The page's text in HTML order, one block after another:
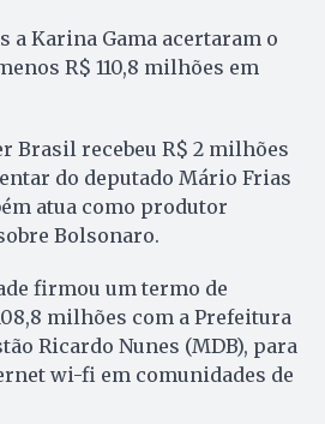
a Karina Gama acertaram o
R$ 110,8 milhões em
Brasil recebeu R$ 2 milhões
do deputado Mário Frias
atua como produtor
Bolsonaro.
firmou um termo de
milhões com a Prefeitura
Ricardo Nunes (MDB), para
wi-fi em comunidades de